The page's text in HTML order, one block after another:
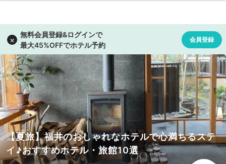
【夏旅】福井のおしゃれなホテルで心満ちるステ
イ♪おすすめホテル・旅館10選